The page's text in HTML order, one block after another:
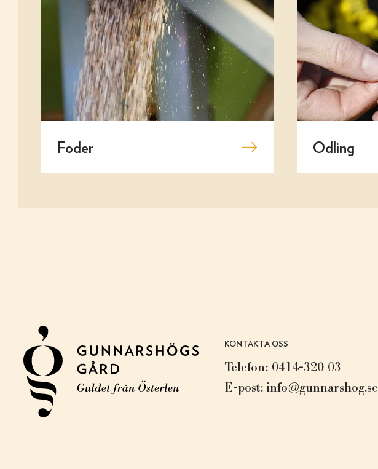
Foder Odling
KONTAKTA OSS
Telefon: 0414-320 03
E-post: info@gunnarshog.se